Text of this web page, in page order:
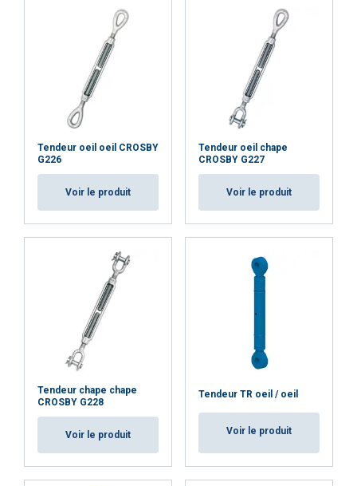
Tendeur oeil oeil CROSBY
G226
Voir le produit
Tendeur oeil chape
CROSBY G227
Voir le produit
Tendeur chape chape
CROSBY G228
Voir le produit
Tendeur TR oeil / oeil
Voir le produit
Nous partageons également des informations
sur votre utilisation de notre site avec nos
partenaires de publicité et d'analyse qui peuvent
les combiner avec d'autres informations que
vous leur avez fournies ou qu'ils ont collectées
lors de votre utilisation de leurs services.
Privacy Policy
Strictement
nécessaires
Performance Ciblage
Fonctionnalité Non classifiés